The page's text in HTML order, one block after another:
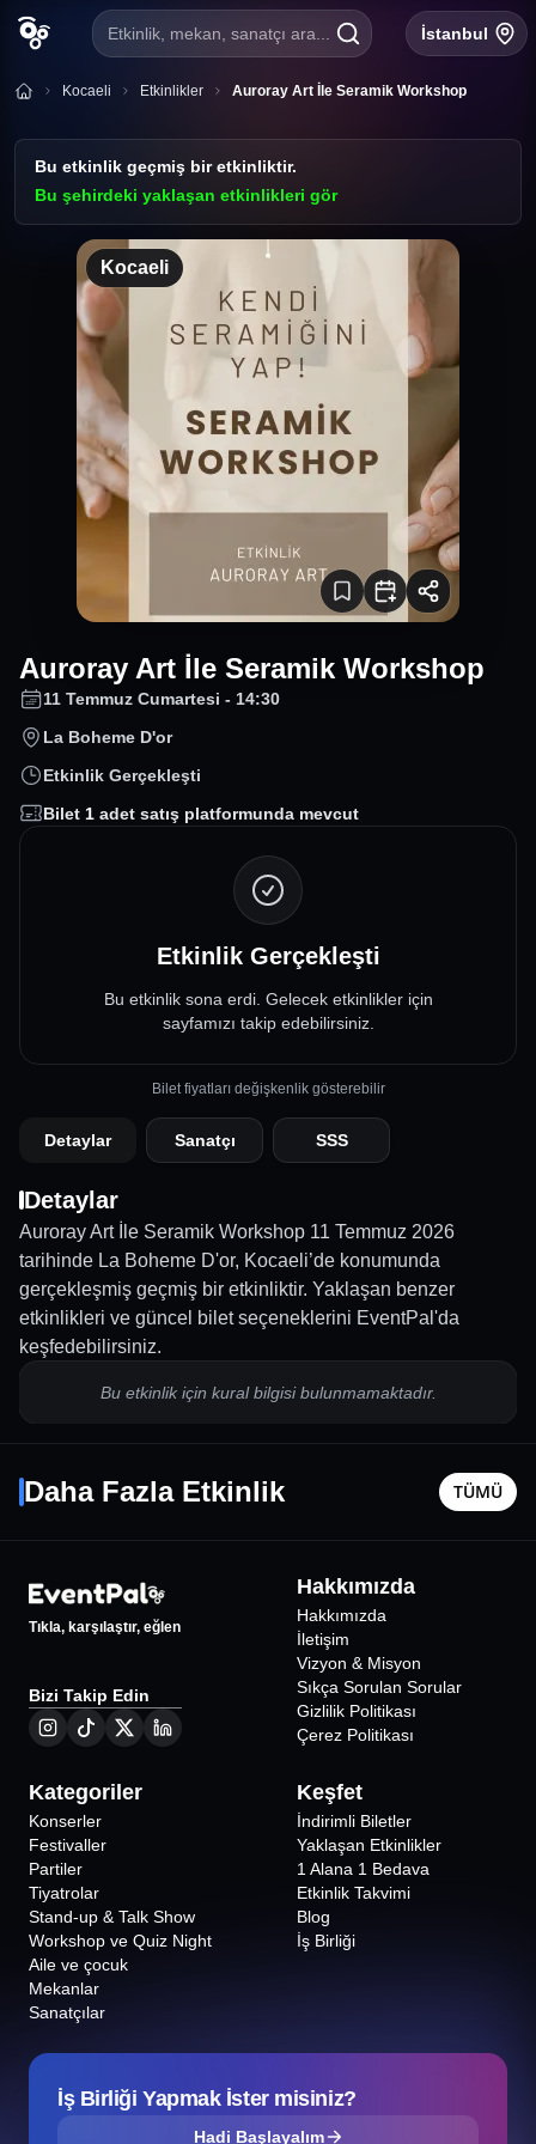
Etkinlik, mekan, sanatçı ara... İstanbul
Kocaeli Etkinlikler Auroray Art İle Seramik Workshop
Bu etkinlik geçmiş bir etkinliktir.
Bu şehirdeki yaklaşan etkinlikleri gör
Kocaeli
Auroray Art İle Seramik Workshop
11 Temmuz Cumartesi - 14:30
La Boheme D'or
Etkinlik Gerçekleşti
Bilet 1 adet satış platformunda mevcut
Etkinlik Gerçekleşti
Bu etkinlik sona erdi. Gelecek etkinlikler için
sayfamızı takip edebilirsiniz.
Bilet fiyatları değişkenlik gösterebilir
Detaylar Sanatçı SSS
Detaylar
Auroray Art İle Seramik Workshop 11 Temmuz 2026
tarihinde La Boheme D'or, Kocaeli’de konumunda
gerçekleşmiş geçmiş bir etkinliktir. Yaklaşan benzer
etkinlikleri ve güncel bilet seçeneklerini EventPal'da
keşfedebilirsiniz.
Bu etkinlik için kural bilgisi bulunmamaktadır.
Daha Fazla Etkinlik TÜMÜ
Kocaeli• Kocaeli Derince Belediyesi Gösteri Merkezi
24 Eylül
Kocaeli
Tıkla, karşılaştır, eğlen
Bizi Takip Edin
Hakkımızda
Hakkımızda
İletişim
Vizyon & Misyon
Sıkça Sorulan Sorular
Gizlilik Politikası
Çerez Politikası
Kategoriler
Konserler
Festivaller
Partiler
Tiyatrolar
Stand-up & Talk Show
Workshop ve Quiz Night
Aile ve çocuk
Mekanlar
Sanatçılar
Keşfet
İndirimli Biletler
Yaklaşan Etkinlikler
1 Alana 1 Bedava
Etkinlik Takvimi
Blog
İş Birliği
İş Birliği Yapmak İster misiniz?
Hadi Başlayalım